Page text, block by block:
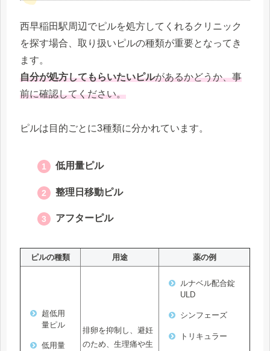
西早稲田駅周辺でピルを処方してくれるクリニック
を探す場合、取り扱いピルの種類が重要となってき
ます。
自分が処方してもらいたいピルがあるかどうか、事
前に確認してください。
ピルは目的ごとに3種類に分かれています。
低用量ピル
整理日移動ピル
アフターピル
ピルの種類 用途 薬の例
超低用
量ピル
低用量
排卵を抑制し、避妊
のため、生理痛や生
ルナベル配合錠
ULD
シンフェーズ
トリキュラー